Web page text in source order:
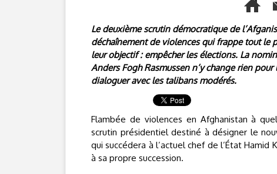
Le deuxième scrutin démocratique de
déchaînement de violences qui frappe tout le
leur objectif : empêcher les élections. La
Anders Fogh Rasmussen n’y change rien
dialoguer avec les talibans modérés.
Flambée de violences en Afghanistan à
scrutin présidentiel destiné à désigner le
qui succédera à l’actuel chef de l’État Hamid
à sa propre succession.